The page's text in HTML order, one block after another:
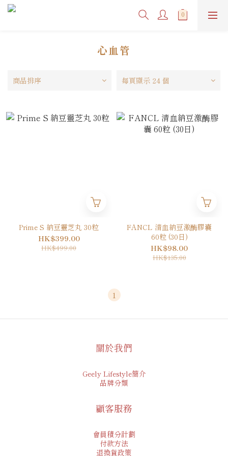
心血管
商品排序 每頁顯示 24 個
Prime S 納豆靈芝丸 30粒
HK$399.00
HK$499.00
FANCL 清血納豆激酶膠囊
60粒 (30日)
HK$98.00
HK$135.00
1
關於我們
Geely Lifestyle簡介
品牌分類
顧客服務
會員積分計劃
付款方法
退換貨政策